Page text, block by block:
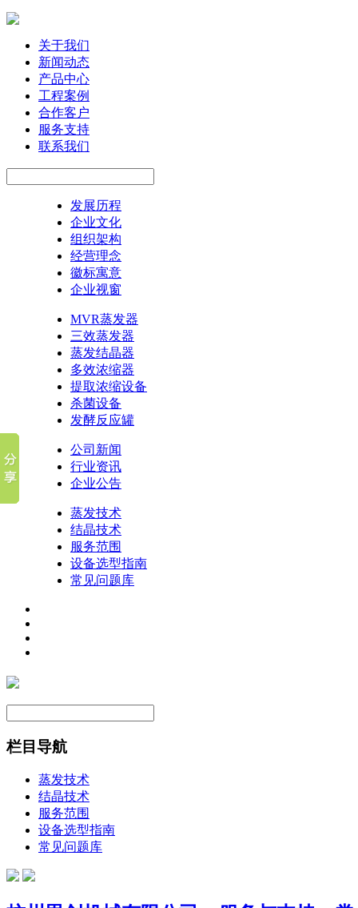
关于我们
新闻动态
产品中心
工程案例
合作客户
服务支持
联系我们
发展历程
企业文化
组织架构
经营理念
徽标寓意
企业视窗
MVR蒸发器
三效蒸发器
蒸发结晶器
多效浓缩器
提取浓缩设备
杀菌设备
发酵反应罐
公司新闻
行业资讯
企业公告
蒸发技术
结晶技术
服务范围
设备选型指南
常见问题库
栏目导航
蒸发技术
结晶技术
服务范围
设备选型指南
常见问题库